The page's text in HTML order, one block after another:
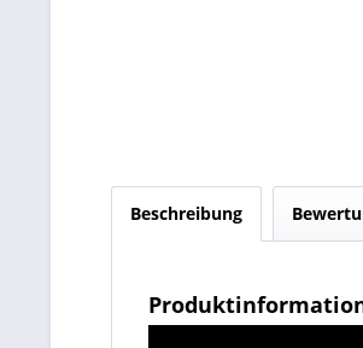
Beschreibung